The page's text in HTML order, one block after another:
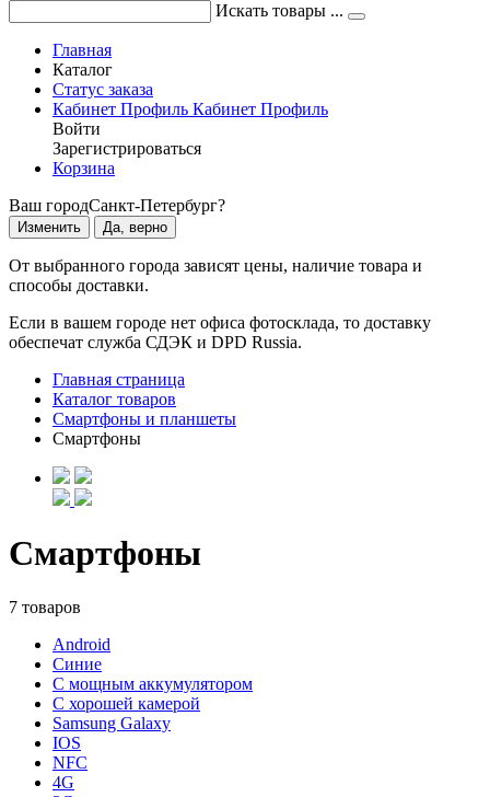
Искать товары ...
Главная
Каталог
Статус заказа
Кабинет Профиль Кабинет Профиль
Войти
Зарегистрироваться
Корзина
Ваш городСанкт-Петербург?
Изменить Да, верно
От выбранного города зависят цены, наличие товара и
способы доставки.
Если в вашем городе нет офиса фотосклада, то доставку
обеспечат служба СДЭК и DPD Russia.
Главная страница
Каталог товаров
Смартфоны и планшеты
Смартфоны
Смартфоны
7 товаров
Android
Синие
С мощным аккумулятором
С хорошей камерой
Samsung Galaxy
IOS
NFC
4G